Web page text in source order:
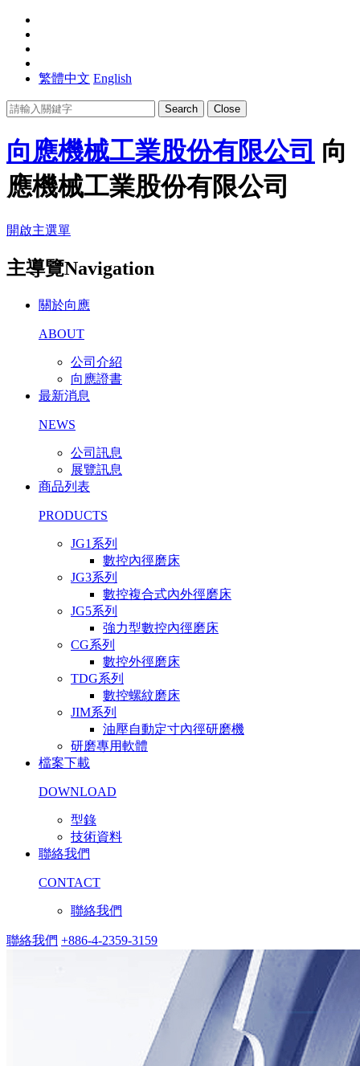
繁體中文 English
Search Close
向應機械工業股份有限公司 向
應機械工業股份有限公司
開啟主選單
主導覽Navigation
關於向應
ABOUT
公司介紹
向應證書
最新消息
NEWS
公司訊息
展覽訊息
商品列表
PRODUCTS
JG1系列
數控內徑磨床
JG3系列
數控複合式內外徑磨床
JG5系列
強力型數控內徑磨床
CG系列
數控外徑磨床
TDG系列
數控螺紋磨床
JIM系列
油壓自動定寸內徑研磨機
研磨專用軟體
檔案下載
DOWNLOAD
型錄
技術資料
聯絡我們
CONTACT
聯絡我們
聯絡我們 +886-4-2359-3159